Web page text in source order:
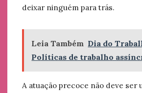
deixar ninguém para trás.
Leia Também Dia do
Políticas de trabalho
A atuação precoce não deve ser